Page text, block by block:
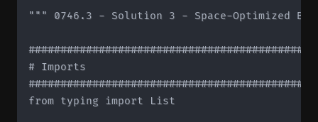
""" 0746.3 - Solution 3 - Space-Optimized
# Imports
from typing import List